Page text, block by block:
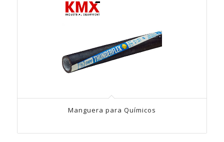
Manguera para Químicos